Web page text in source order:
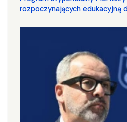
rozpoczynających edukacyjną